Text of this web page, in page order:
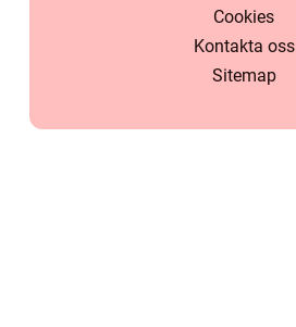
Cookies
Kontakta oss
Sitemap